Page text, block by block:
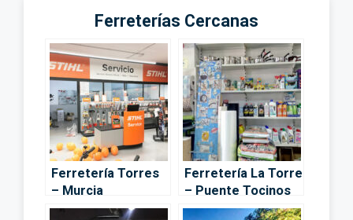
Ferreterías Cercanas
Ferretería Torres
– Murcia
Ferretería La Torre
– Puente Tocinos